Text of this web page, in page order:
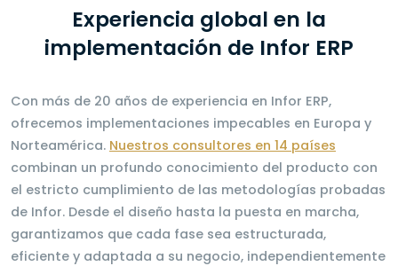
Experiencia global en la
implementación de Infor ERP
Con más de 20 años de experiencia en Infor ERP,
ofrecemos implementaciones impecables en Europa y
Norteamérica. Nuestros consultores en 14 países
combinan un profundo conocimiento del producto con
el estricto cumplimiento de las metodologías probadas
de Infor. Desde el diseño hasta la puesta en marcha,
garantizamos que cada fase sea estructurada,
eficiente y adaptada a su negocio, independientemente